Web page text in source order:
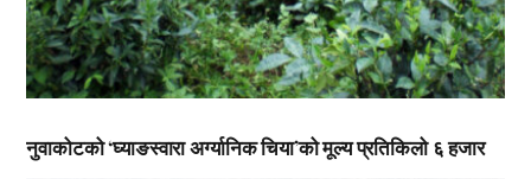
नुवाकोटको ‘घ्याङस्वारा अर्ग्यानिक चिया’को मूल्य प्रतिकिलो ६ हजार